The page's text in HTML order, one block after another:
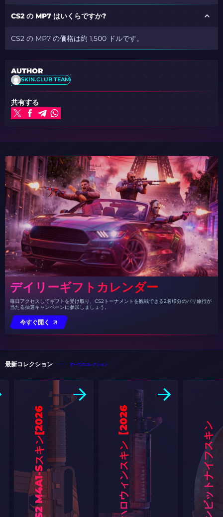
CS2 の MP7 はいくらですか?
CS2 の MP7 の価格は約 1,500 ドルです。
AUTHOR
SKIN.CLUB TEAM
共有する
デイリーギフトカレンダー
毎日アクセスしてギフトを受け取り、CS2トーナメントを観戦できる2名様分のパリ旅行が
当たる抽選キャンペーンに参加しましょう。
今すぐ開く
最新コレクション すべてのコレクション